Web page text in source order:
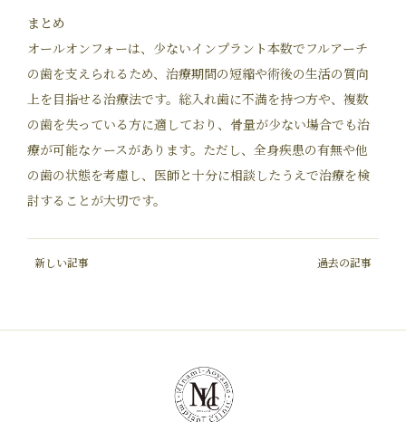
まとめ
オールオンフォーは、少ないインプラント本数でフルアーチ
の歯を支えられるため、治療期間の短縮や術後の生活の質向
上を目指せる治療法です。総入れ歯に不満を持つ方や、複数
の歯を失っている方に適しており、骨量が少ない場合でも治
療が可能なケースがあります。ただし、全身疾患の有無や他
の歯の状態を考慮し、医師と十分に相談したうえで治療を検
討することが大切です。
新しい記事 過去の記事